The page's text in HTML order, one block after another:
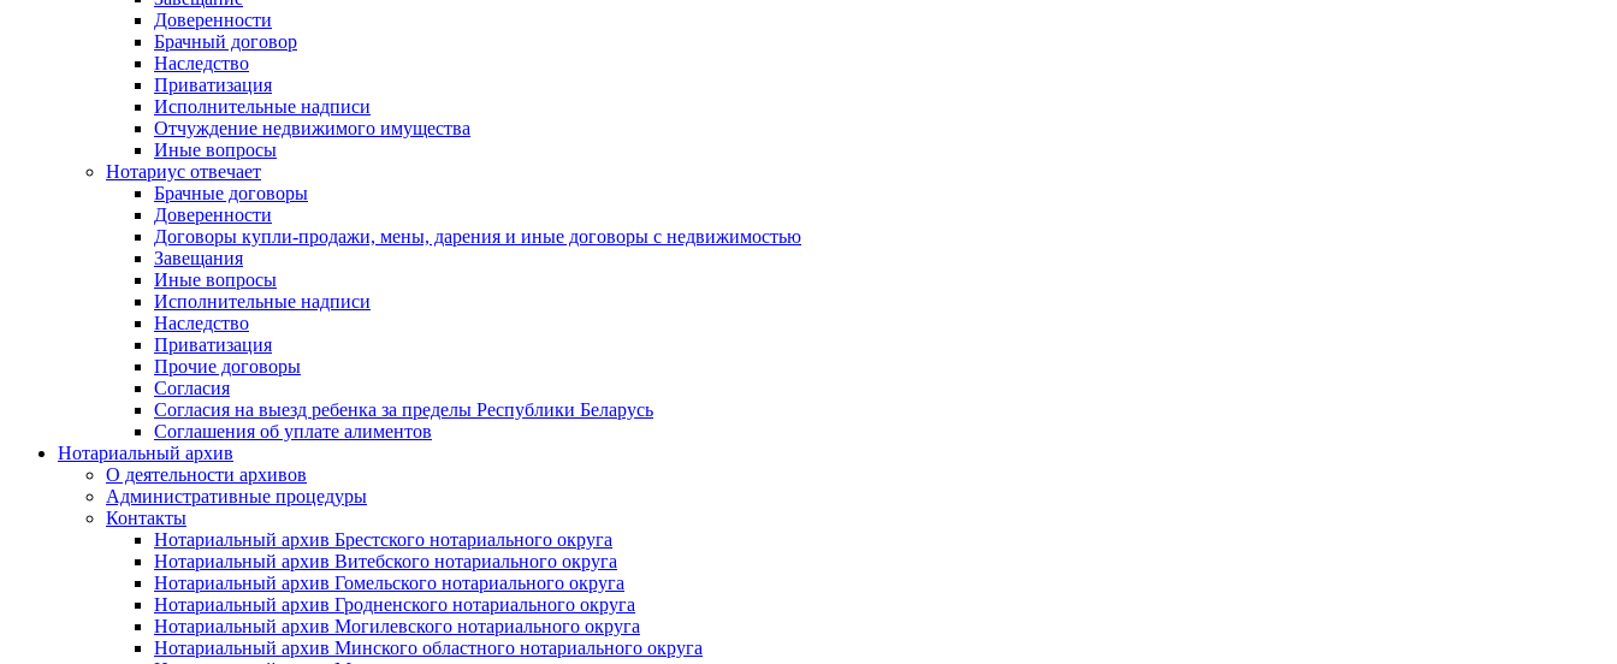
Доверенности
Брачный договор
Наследство
Приватизация
Исполнительные надписи
Отчуждение недвижимого имущества
Иные вопросы
Нотариус отвечает
Брачные договоры
Доверенности
Договоры купли-продажи, мены, дарения и иные договоры с недвижимостью
Завещания
Иные вопросы
Исполнительные надписи
Наследство
Приватизация
Прочие договоры
Согласия
Согласия на выезд ребенка за пределы Республики Беларусь
Соглашения об уплате алиментов
Нотариальный архив
О деятельности архивов
Административные процедуры
Контакты
Нотариальный архив Брестского нотариального округа
Нотариальный архив Витебского нотариального округа
Нотариальный архив Гомельского нотариального округа
Нотариальный архив Гродненского нотариального округа
Нотариальный архив Могилевского нотариального округа
Нотариальный архив Минского областного нотариального округа